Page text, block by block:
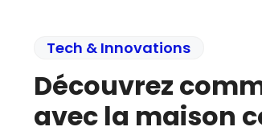
Tech & Innovations
Découvrez
avec la maison